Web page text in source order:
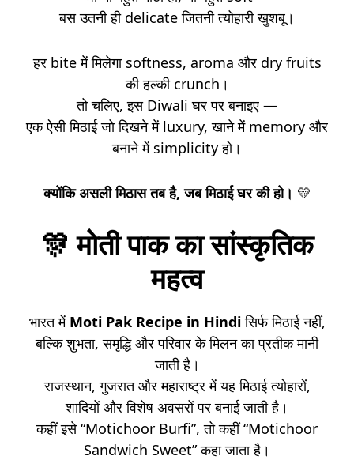
बस उतनी ही delicate जितनी त्योहारी खुशबू।
हर bite में मिलेगा softness, aroma और dry fruits
की हल्की crunch।
तो चलिए, इस Diwali घर पर बनाइए —
एक ऐसी मिठाई जो दिखने में luxury, खाने में memory और
बनाने में simplicity हो।
क्योंकि असली मिठास तब है, जब मिठाई घर की हो। 💛
🎊मोती पाक का सांस्कृतिक
महत्व
भारत में Moti Pak Recipe in Hindiसिर्फ मिठाई नहीं,
बल्कि शुभता, समृद्धि और परिवार के मिलन का प्रतीक मानी
जाती है।
राजस्थान, गुजरात और महाराष्ट्र में यह मिठाई त्योहारों,
शादियों और विशेष अवसरों पर बनाई जाती है।
कहीं इसे “Motichoor Burfi”, तो कहीं “Motichoor
Sandwich Sweet” कहा जाता है।